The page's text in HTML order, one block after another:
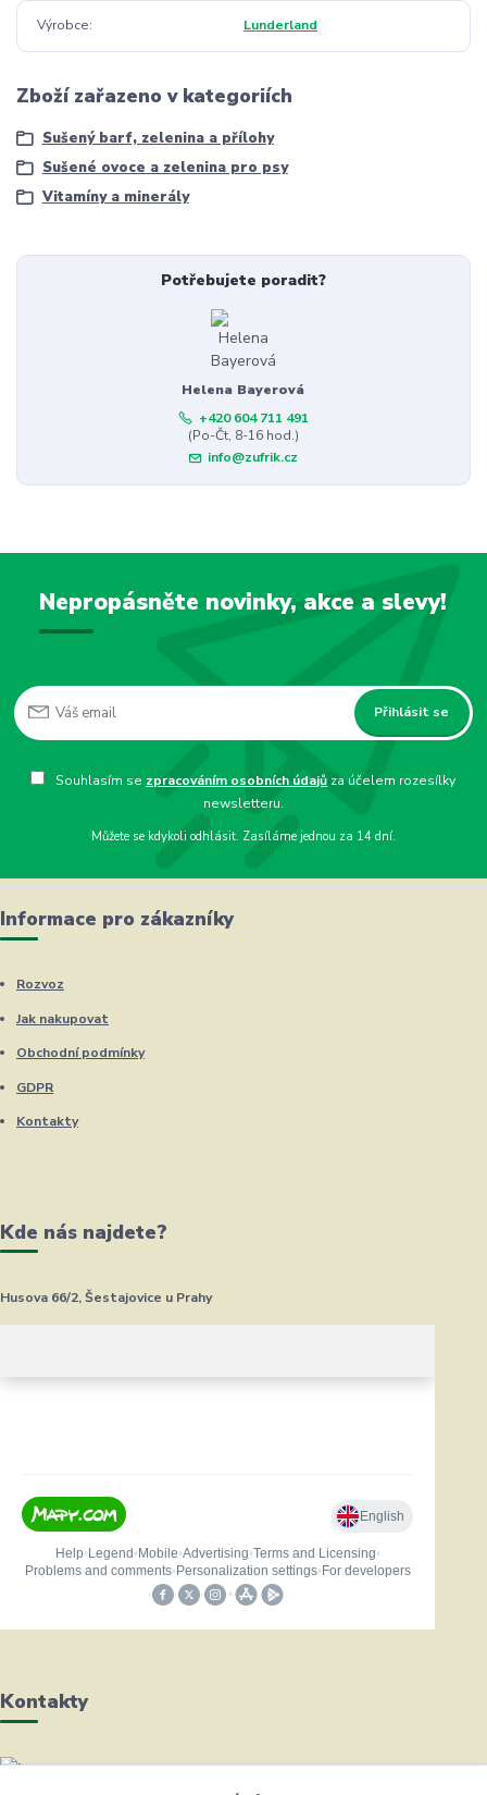
Výrobce Lunderland
Zboží zařazeno v kategoriích
Sušený barf, zelenina a přílohy
Sušené ovoce a zelenina pro psy
Vitamíny a minerály
Potřebujete poradit?
Helena Bayerová
+420 604 711 491
(Po-Čt, 8-16 hod.)
info@zufrik.cz
Nepropásněte novinky, akce a slevy!
Přihlásit se
Souhlasím se zpracováním osobních údajů za účelem rozesílky
newsletteru.
Můžete se kdykoli odhlásit. Zasíláme jednou za 14 dní.
Informace pro zákazníky
Rozvoz
Jak nakupovat
Obchodní podmínky
GDPR
Kontakty
Kde nás najdete?
Husova 66/2, Šestajovice u Prahy
Kontakty